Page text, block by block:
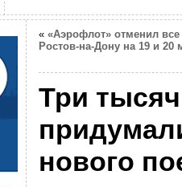
« «Аэрофлот» отменил
Ростов-на-Дону на 19 и 20
Три
нового